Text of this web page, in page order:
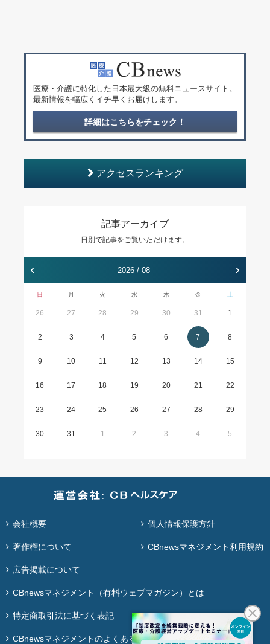
医療・介護に特化した日本最大級の無料ニュースサイト。
最新情報を幅広くイチ早くお届けします。
詳細はこちらをチェック！
アクセスランキング
記事アーカイブ
日別で記事をご覧いただけます。
‹ 2026 / 08 ›
日 月 火 水 木 金 土
26 27 28 29 30 31 1
2 3 4 5 6 7 8
9 10 11 12 13 14 15
16 17 18 19 20 21 22
23 24 25 26 27 28 29
30 31 1 2 3 4 5
会社概要 個人情報保護方針
著作権について CBnewsマネジメント利用規約
広告掲載について
CBnewsマネジメント（有料ウェブマガジン）とは
特定商取引法に基づく表記
CBnewsマネジメントのよくある質問